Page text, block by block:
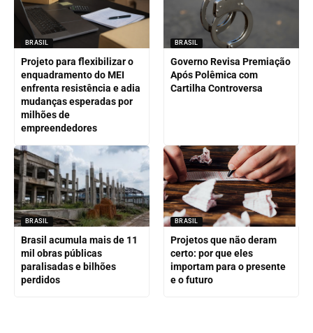
BRASIL
Projeto para flexibilizar o
enquadramento do MEI
enfrenta resistência e adia
mudanças esperadas por
milhões de
empreendedores
BRASIL
Governo Revisa Premiação
Após Polêmica com
Cartilha Controversa
BRASIL
Brasil acumula mais de 11
mil obras públicas
paralisadas e bilhões
perdidos
BRASIL
Projetos que não deram
certo: por que eles
importam para o presente
e o futuro